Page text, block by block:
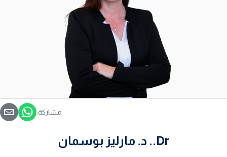
مشاركة:
Dr.. د. مارليز بوسمان